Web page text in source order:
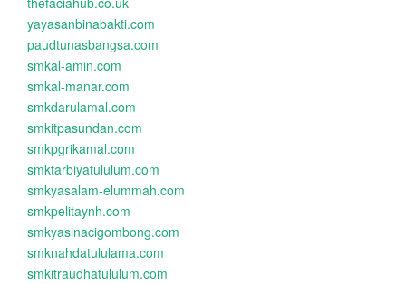
yayasanbinabakti.com
paudtunasbangsa.com
smkal-amin.com
smkal-manar.com
smkdarulamal.com
smkitpasundan.com
smkpgrikamal.com
smktarbiyatululum.com
smkyasalam-elummah.com
smkpelitaynh.com
smkyasinacigombong.com
smknahdatululama.com
smkitraudhatululum.com